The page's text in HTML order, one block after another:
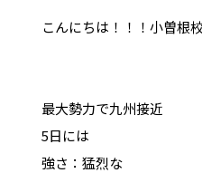
こんにちは！！！小曽
最大勢力で九州接近
5日には
強さ：猛烈な